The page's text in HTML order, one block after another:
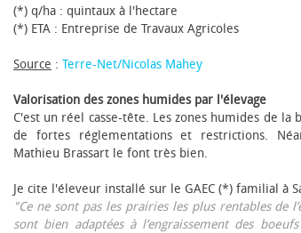
(*) q/ha : quintaux à l'hectare
(*) ETA : Entreprise de Travaux Agricoles
Source : Terre-Net/Nicolas Mahey
Valorisation des zones humides par l'élevage
C'est un réel casse-tête. Les zones humides de la
de fortes réglementations et restrictions.
Mathieu Brassart le font très bien.
Je cite l'éleveur installé sur le GAEC (*) familial à
"Ce ne sont pas les prairies les plus rentables de
sont bien adaptées à l’engraissement des